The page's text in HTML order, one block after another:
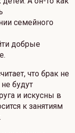
семейного
добрые
что брак не
будут
и искусны в
к занятиям